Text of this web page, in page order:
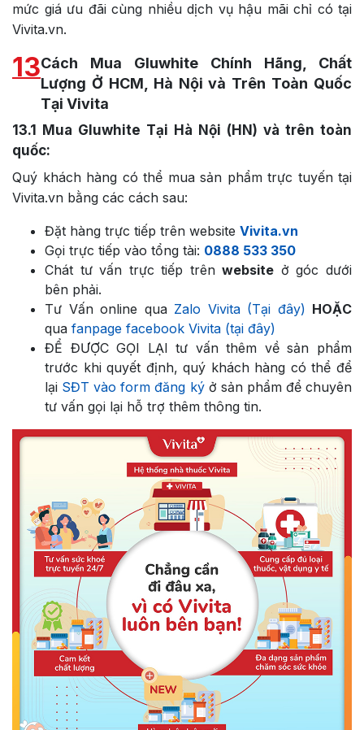
mức giá ưu đãi cùng nhiều dịch vụ hậu mãi chỉ có tại
Vivita.vn.
13Cách Mua Gluwhite Chính Hãng, Chất
Lượng Ở HCM, Hà Nội và Trên Toàn Quốc
Tại Vivita
13.1
Mua Gluwhite Tại Hà Nội (HN) và trên toàn
quốc:
Quý khách hàng có thể mua sản phẩm trực tuyến tại
Vivita.vn bằng các cách sau:
Đặt hàng trực tiếp trên website Vivita.vn
Gọi trực tiếp vào tổng tài: 0888 533 350
Chát tư vấn trực tiếp trênwebsite ở góc dưới
bên phải.
Tư Vấn online quaZalo Vivita (Tại đây) HOẶC
qua fanpage facebook Vivita (tại đây)
ĐỂ ĐƯỢC GỌI LẠI tư vấn thêm về sản phẩm
trước khi quyết định, quý khách hàng có thể để
lại SĐT vào form đăng kýở sản phẩm để chuyên
tư vấn gọi lại hỗ trợ thêm thông tin.